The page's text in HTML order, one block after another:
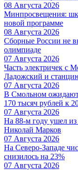
08 Августа 2026
Минпросвещения:
новой программе
08 Августа 2026
Сборные России не
олимпиаде
07 Августа 2026
Часть электричек с
Ладожский и
07 Августа 2026
В Смольном ожидают
170 тысяч рублей к
07 Августа 2026
На 88-м году ушел
Николай Марков
07 Августа 2026
На Северо-Западе
снизилось на 23%
07 Августа 2026